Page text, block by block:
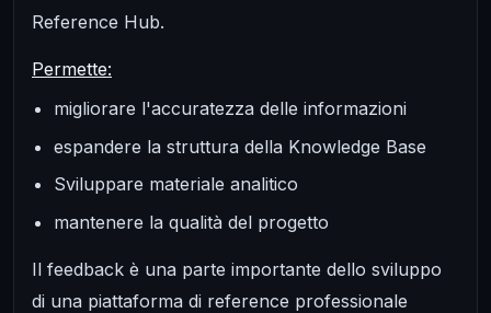
Reference Hub.
Permette:
migliorare l'accuratezza delle informazioni
espandere la struttura della Knowledge Base
Sviluppare materiale analitico
mantenere la qualità del progetto
Il feedback è una parte importante dello sviluppo
di una piattaforma di reference professionale